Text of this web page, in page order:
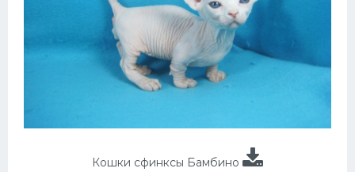
Кошки сфинксы Бамбино